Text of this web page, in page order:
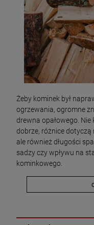
Żeby kominek był
ogrzewania, ogromne
drewna opałowego.
dobrze, różnice dotyczą
ale również długości
sadzy czy wpływu na
kominkowego.